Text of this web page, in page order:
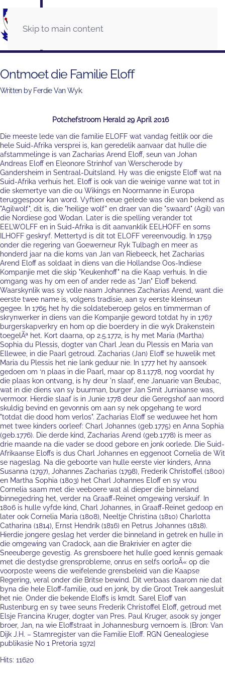
Skip to main content
Ontmoet die Familie Eloff
Written by Ferdie Van Wyk.
Potchefstroom Herald 29 April 2016
Die meeste lede van die familie ELOFF wat vandag feitlik oor die
hele Suid-Afrika versprei is, kan geredelik aanvaar dat hulle die
afstammelinge is van Zacharias Arend Eloff, seun van Johan
Andreas Eloff en Eleonore Strinhof van Werscherode by
Gandersheim in Sentraal-Duitsland. Hy was die enigste Eloff wat na
Suid-Afrika verhuis het. Eloff is ook van die weinige vanne wat tot in
die skemertye van die ou Wikings en Noormanne in Europa
teruggespoor kan word. Vyftien eeue gelede was die van bekend as
"Agilwolf", dit is, die "heilige wolf" en draer van die "swaard" (Agil) van
die Nordiese god Wodan. Later is die spelling verander tot
EELWOLFF en in Suid-Afrika is dit aanvanklik EELHOFF en soms
ILHOFF geskryf. Mettertyd is dit tot ELOFF vereenvoudig. In 1759
onder die regering van Goewerneur Ryk Tulbagh en meer as
honderd jaar na die koms van Jan van Riebeeck, het Zacharias
Arend Eloff as soldaat in diens van die Hollandse Oos-Indiese
Kompanjie met die skip "Keukenhoff" na die Kaap verhuis. In die
omgang was hy om een of ander rede as "Jan" Eloff bekend.
Waarskynlik was sy volle naam Johannes Zacharias Arend, want die
eerste twee name is, volgens tradisie, aan sy eerste kleinseun
gegee. In 1765 het hy die soldateberoep gelos en timmerman of
skrynwerker in diens van die Kompanjie geword totdat hy in 1767
burgerskapverkry en hom op die boerdery in die wyk Drakenstein
toegelÃª het. Kort daarna, op 2.5.1772, is hy met Maria (Martha)
Sophia du Plessis, dogter van Charl Jean du Plessis en Maria van
Ellewee, in die Paarl getroud. Zacharias (Jan) Eloff se huwelik met
Maria du Plessis het nie lank geduur nie. In 1777 het hy aansoek
gedoen om ‘n plaas in die Paarl, maar op 8.1.1778, nog voordat hy
die plaas kon ontvang, is hy deur 'n slaaf, ene Januarie van Beubac,
wat in die diens van sy buurman, burger Jan Smit Jurriaanse was,
vermoor. Hierdie slaaf is in Junie 1778 deur die Geregshof aan moord
skuldig bevind en gevonnis om aan sy nek opgehang te word
"totdat die dood hom verlos". Zacharias Eloff se weduwee het hom
met twee kinders oorleef: Charl Johannes (geb.1775) en Anna Sophia
(geb.1776). Die derde kind, Zacharias Arend (geb.1778) is meer as
drie maande na die vader se dood gebore en jonk oorlede. Die Suid-
Afrikaanse Eloffs is dus Charl Johannes en eggenoot Cornelia de Wit
se nageslag. Na die geboorte van hulle eerste vier kinders, Anna
Susanna (1797), Johannes Zacharias (1798), Frederik Christoffel (1800)
en Martha Sophia (1803) het Charl Johannes Eloff en sy vrou
Cornelia saam met die veeboere wat al dieper die binneland
binnegedring het, verder na Graaff-Reinet omgewing verskuif. In
1806 is hulle vyfde kind, Charl Johannes, in Graaff-Reinet gedoop en
later ook Cornelia Maria (1808), Neeltje Christina (1810) Charlotta
Catharina (1814), Ernst Hendrik (1816) en Petrus Johannes (1818).
Hierdie jongere geslag het verder die binneland in getrek en hulle in
die omgewing van Cradock, aan die Brakrivier en agter die
Sneeuberge gevestig. As grensboere het hulle goed kennis gemaak
met die destydse grensprobleme, onrus en selfs oorloÃ« op die
voorposte weens die weifelende grensbeleid van die Kaapse
Regering, veral onder die Britse bewind. Dit verbaas daarom nie dat
byna die hele Eloff-familie, oud en jonk, by die Groot Trek aangesluit
het nie. Onder die bekende Eloffs is kmdt. Sarel Eloff van
Rustenburg en sy twee seuns Frederik Christoffel Eloff, getroud met
Elsje Francina Kruger, dogter van Pres. Paul Kruger, asook sy jonger
broer, Jan, na wie Eloffstraat in Johannesburg vernoem is. [Bron: Van
Dijk J.H. – Stamregister van die Familie Eloff. RGN Genealogiese
publikasie No 1 Pretoria 1972]
Hits: 11620